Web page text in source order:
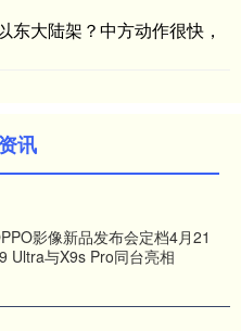
东大陆架？中方动作很快，
讯
影像新品发布会定档4月21
Ultra与X9s Pro同台亮相